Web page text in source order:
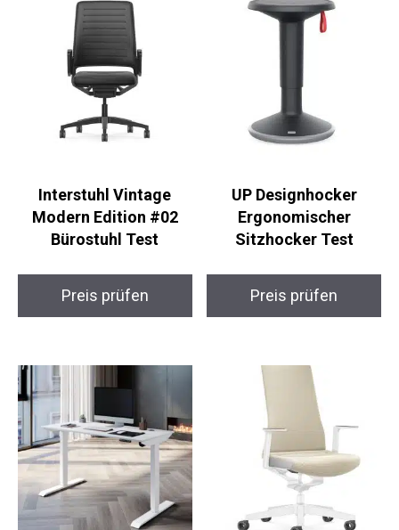
Interstuhl Vintage
Modern Edition #02
Bürostuhl Test
Preis prüfen
UP Designhocker
Ergonomischer
Sitzhocker Test
Preis prüfen